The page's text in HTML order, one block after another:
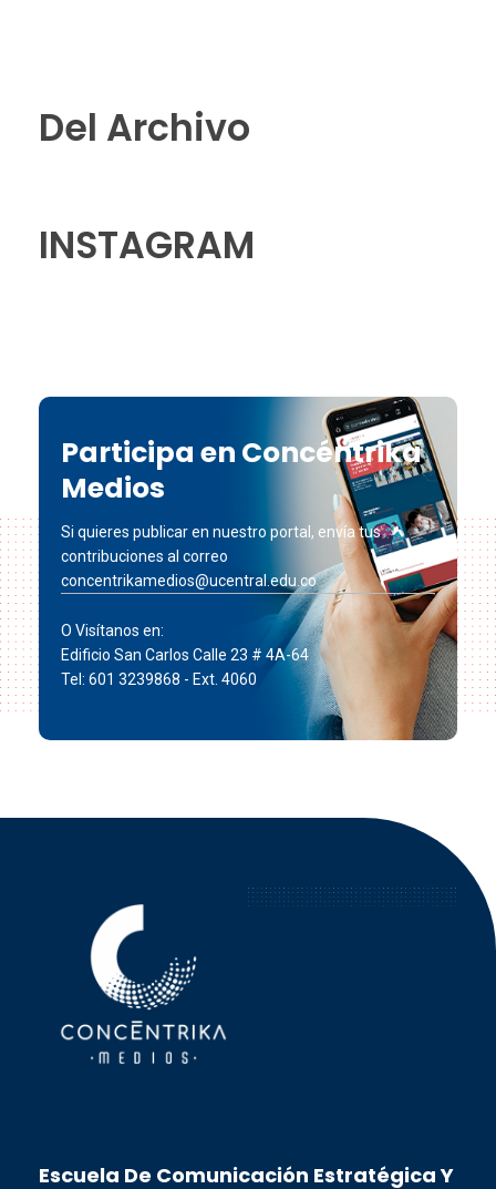
Del Archivo
INSTAGRAM
Participa en Concéntrika
Medios
Si quieres publicar en nuestro portal, envía tus
contribuciones al correo
concentrikamedios@ucentral.edu.co
O Visítanos en:
Edificio San Carlos Calle 23 # 4A-64
Tel: 601 3239868 - Ext. 4060
Escuela De Comunicación Estratégica Y